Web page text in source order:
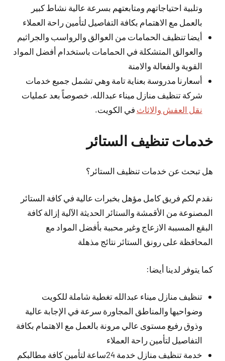
وتلبية احتياجاتهم ومتابعتهم بسرعة عالية نشاط كبير
بالعمل مع الاهتمام بكافة التفاصيل لتأمين راحة العملاء
أيضا تنظيف الحمامات من العوالق والرواسب والجراثيم
والعوالق المتشكلة في الحمامات باستخدام أفضل المواد
القوية والفعالة والامنة
أسعارنا مدروسة بعناية تامة وهي تشمل جميع خدمات
شركة تنظيف منازل ميناء عبدالله, خصوصاً بعد عمليات
نقل العفش والاثاث في الكويت.
خدمات تنظيف الستائر
هل تبحث عن خدمات تنظيف الستائر؟
نقدم لكم فريق كامل مؤهل بخبرات عالية في كافة الستائر
المصنوعة من الأقمشة والستائر الحديثة الآلية إزالة كافة
البقع المسببة الازعاج وغير محببة بأفضل المواد مع
المحافظة على رونق الستائر نتائج مذهلة
كما يتوفر لدينا أيضا:
تنظيف منازل ميناء عبدالله تغطية شاملة للكويت
وضواحيها والمناطق المجاورة سرعة في الإجابة عالية
وذوق رفيع مستوى عالي مرونة بالعمل مع الاهتمام بكافة
التفاصيل لتأمين راحة العملاء
خدمة تنظيف منازل خدمة 24ساعة لتأمين كافة مطالبكم